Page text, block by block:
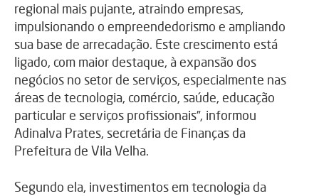
regional mais pujante, atraindo empresas,
impulsionando o empreendedorismo e ampliando
sua base de arrecadação. Este crescimento está
ligado, com maior destaque, à expansão dos
negócios no setor de serviços, especialmente nas
áreas de tecnologia, comércio, saúde, educação
particular e serviços profissionais”, informou
Adinalva Prates, secretária de Finanças da
Prefeitura de Vila Velha.
Segundo ela, investimentos em tecnologia da